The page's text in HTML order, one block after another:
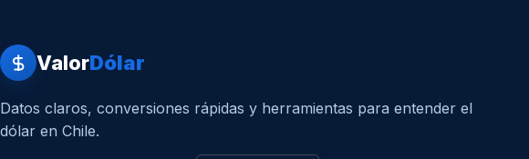
ValorDólar
Datos claros, conversiones rápidas y herramientas para entender el
dólar en Chile.